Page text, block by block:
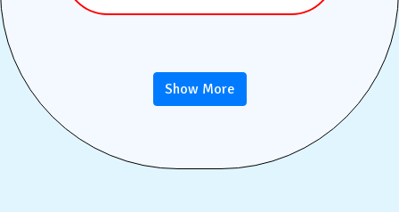
Show More